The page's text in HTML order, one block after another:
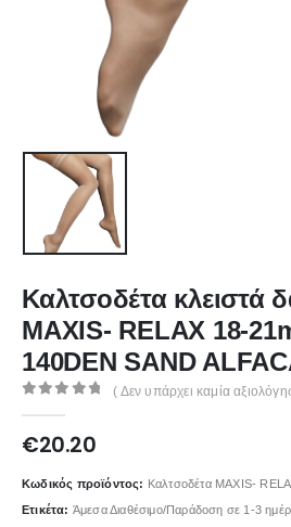
Καλτσοδέτα κλειστά
MAXIS- RELAX 18-
140DEN SAND
( Δεν υπάρχει καμία
€20.20
Κωδικός προϊόντος: Καλτσοδέτα MAXIS-
Ετικέτα: Άμεσα Διαθέσιμο/Παράδοση σε 1-3